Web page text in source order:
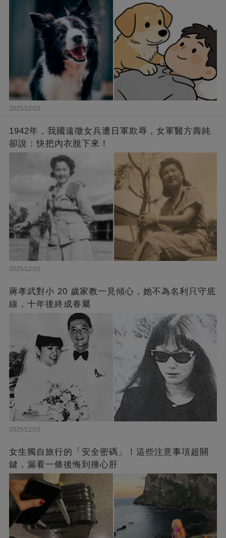
2025/12/10
1942年，我國遠徵女兵遭日軍欺辱，女軍醫方壽純
卻說：快把內衣脫下來！
2025/12/10
蔣孝武對小 20 歲家教一見傾心，她不為名利只守底
線，十年後終成眷屬
2025/12/10
女生獨自旅行的「安全密碼」！這些注意事項超關
鍵，漏看一條後悔到捶心肝